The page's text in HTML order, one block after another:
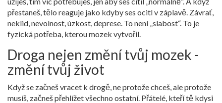
přestaneš, tělo reaguje jako kdyby ses ocitl v záplavě. Závrať,
neklid, nevolnost, úzkost, deprese. To není „slabost“. To je
fyzická potřeba, kterou mozek vytvořil.
Droga nejen změní tvůj mozek -
změní tvůj život
Když se začneš vracet k drogě, ne protože chceš, ale protože
musíš, začneš přehlížet všechno ostatní. Přátelé, kteří tě kdysi